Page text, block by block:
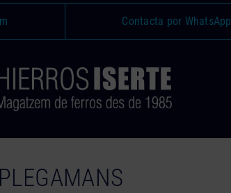
Contacta por WhatsApp